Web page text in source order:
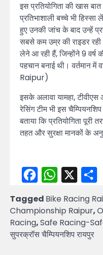
इस प्रतियोगिता की खास
प्रतिभाशाली बच्चे भी
हुए उनकी जांच के बाद उन्हें
सबसे कम उम्र की राइडर रही
लेने आ रही हैं, जिन्होंने 9
पहचान बनाई थी। वर्तमान
Raipur)
इसके अलावा यामहा, टीवीएस
रेसिंग टीम भी इस
बताया कि प्रतियोगिता
तहत और सुरक्षा मानकों के
Facebook
X
Tagged Bike Racing
Championship Raipur,
Racing,Safe Racing-
सुपरक्रॉस चैम्पियनशिप रायपुर